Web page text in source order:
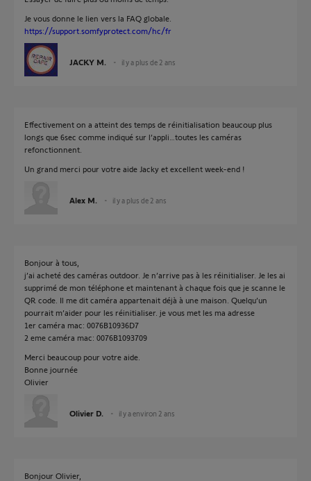
Je vous donne le lien vers la FAQ globale.
https://support.somfyprotect.com/hc/fr
JACKY M. il y a plus de 2 ans
Effectivement on a atteint des temps de réinitialisation beaucoup plus
longs que 6sec comme indiqué sur l’appli…toutes les caméras
refonctionnent.
Un grand merci pour votre aide Jacky et excellent week-end !
Alex M. il y a plus de 2 ans
Bonjour à tous,
j’ai acheté des caméras outdoor. Je n’arrive pas à les réinitialiser. Je les ai
supprimé de mon téléphone et maintenant à chaque fois que je scanne le
QR code. Il me dit caméra appartenait déjà à une maison. Quelqu’un
pourrait m’aider pour les réinitialiser. je vous met les ma adresse
1er caméra mac: 0076B10936D7
2 eme caméra mac: 0076B1093709
Merci beaucoup pour votre aide.
Bonne journée
Olivier
Olivier D. il y a environ 2 ans
Bonjour Olivier,